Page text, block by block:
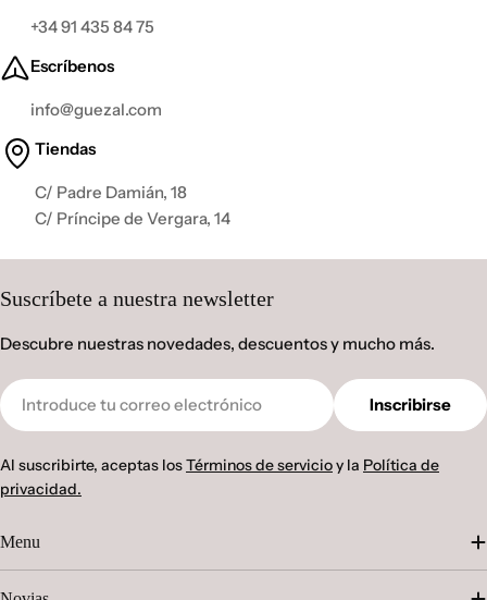
+34 91 435 84 75
Escríbenos
info@guezal.com
Tiendas
C/ Padre Damián, 18
C/ Príncipe de Vergara, 14
Suscríbete a nuestra newsletter
Descubre nuestras novedades, descuentos y mucho más.
Correo
electrónico
Inscribirse
Al suscribirte, aceptas losTérminos de servicioy la Política de
privacidad.
Menu